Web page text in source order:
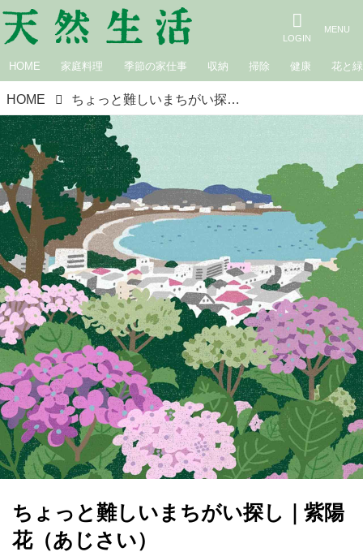
HOME 家庭料理 季節の家仕事 収納 掃除 健康 花と緑
HOME ちょっと難しいまちがい探し｜紫陽花（あじさい）
ちょっと難しいまちがい探し｜紫陽
花（あじさい）